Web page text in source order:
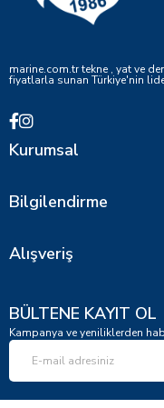
marine.com.tr tekne , yat ve
fiyatlarla sunan Türkiye'nin
Kurumsal
Bilgilendirme
Alışveriş
BÜLTENE KAYIT OL
Kampanya ve yeniliklerden